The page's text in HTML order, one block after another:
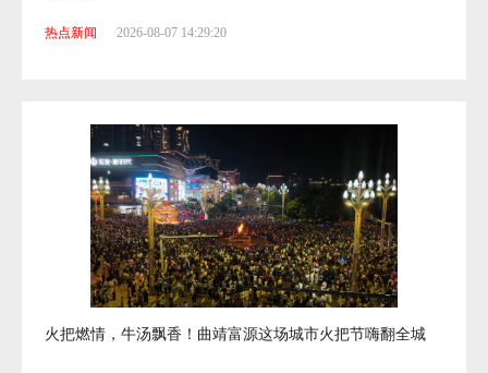
热点新闻 2026-08-07 14:29:20
火把燃情，牛汤飘香！曲靖富源这场城市火把节嗨翻全城